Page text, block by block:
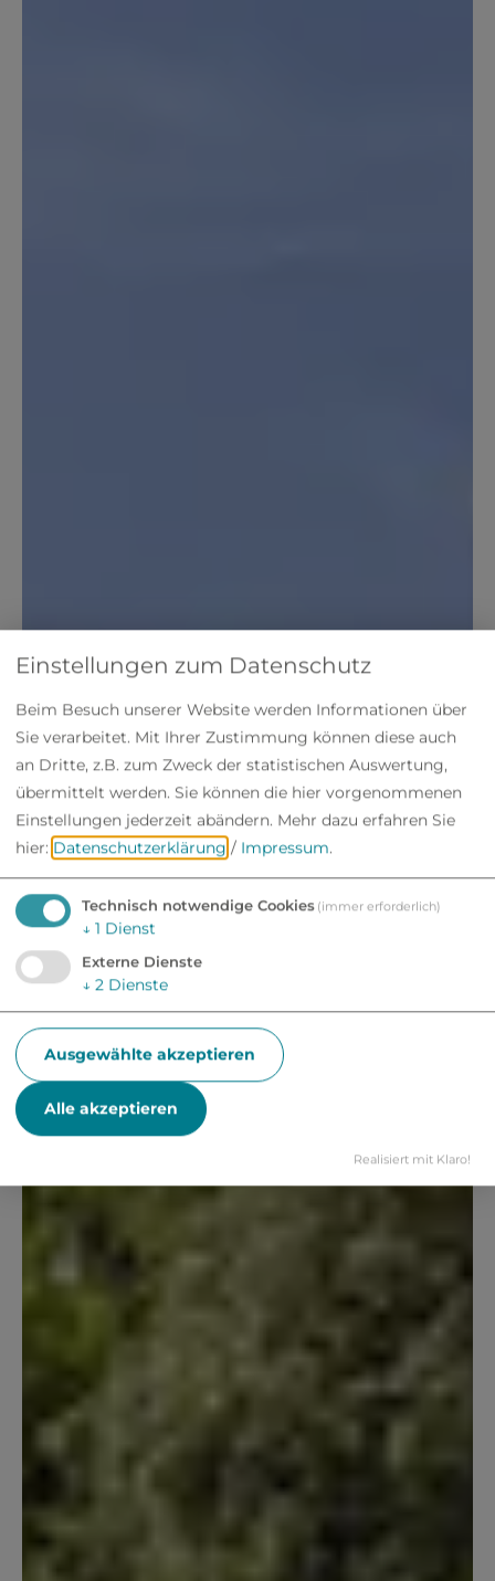
Einstellungen zum Datenschutz
Beim Besuch unserer Website werden Informationen über
Sie verarbeitet. Mit Ihrer Zustimmung können diese auch
an Dritte, z.B. zum Zweck der statistischen Auswertung,
übermittelt werden. Sie können die hier vorgenommenen
Einstellungen jederzeit abändern. Mehr dazu erfahren Sie
hier: Datenschutzerklärung / Impressum.
Technisch notwendige Cookies (immer erforderlich)
↓ 1 Dienst
Externe Dienste
↓ 2 Dienste
Ausgewählte akzeptieren
Alle akzeptieren
Realisiert mit Klaro!